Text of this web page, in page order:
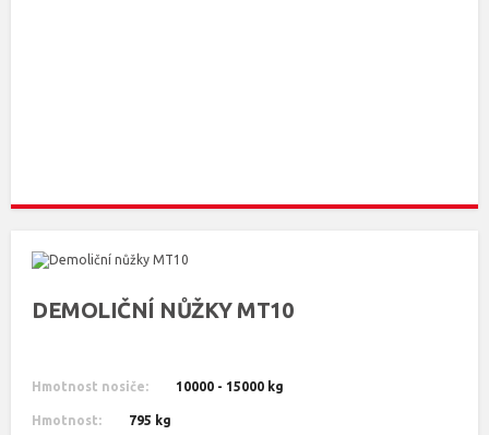
DEMOLIČNÍ NŮŽKY MT10
Hmotnost nosiče: 10000 - 15000 kg
Hmotnost: 795 kg